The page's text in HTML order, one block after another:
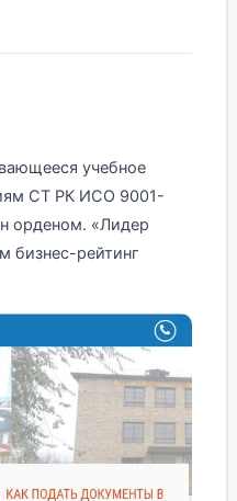
учебное
СТ РК ИСО 9001-
орденом. «Лидер
бизнес-рейтинг